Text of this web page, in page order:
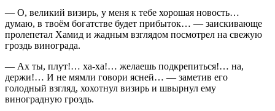
— О, великий визирь, у меня к тебе хорошая новость…
думаю, в твоём богатстве будет прибыток… — заискивающе
пролепетал Хамид и жадным взглядом посмотрел на свежую
гроздь винограда.
— Ах ты, плут!… ха-ха!… желаешь подкрепиться!… на,
держи!… И не мямли говори ясней… — заметив его
голодный взгляд, хохотнул визирь и швырнул ему
виноградную гроздь.